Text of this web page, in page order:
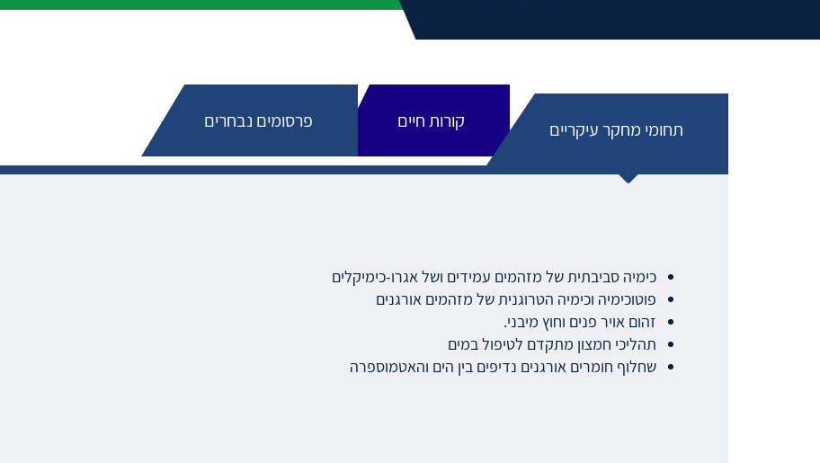
תחומי מחקר עיקריים קורות חיים פרסומים נבחרים
כימיה סביבתית של מזהמים עמידים ושל אגרו-כימיקלים
פוטוכימיה וכימיה הטרוגנית של מזהמים אורגנים
זהום אויר פנים וחוץ מיבני.
תהליכי חמצון מתקדם לטיפול במים
שחלוף חומרים אורגנים נדיפים בין הים והאטמוספרה